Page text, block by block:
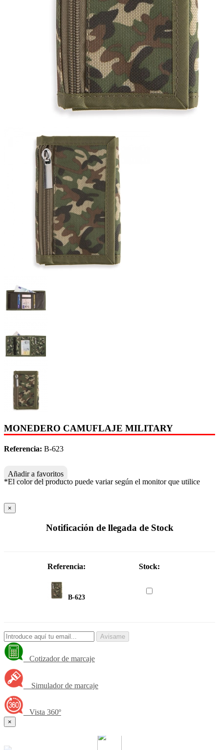
MONEDERO CAMUFLAJE MILITARY
Referencia: B-623
Añadir a favoritos
*El color del producto puede variar según el monitor que utilice
×
Notificación de llegada de Stock
Referencia: Stock:
B-623
Avisame
Cotizador de marcaje
Simulador de marcaje
Vista 360º
×